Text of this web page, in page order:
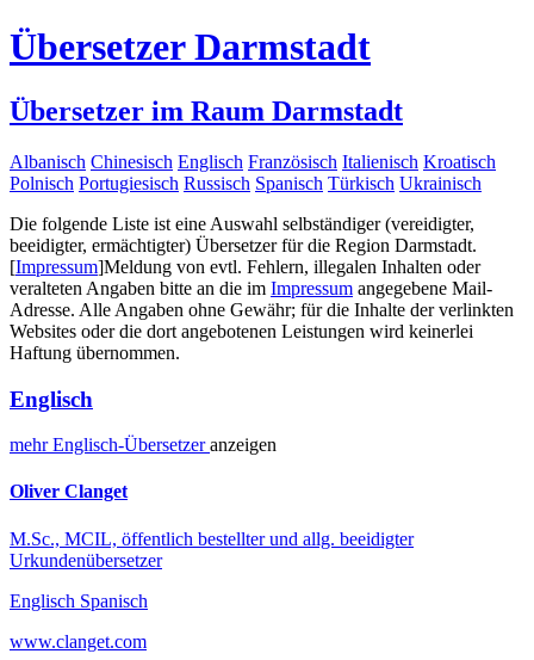
Übersetzer Darmstadt
Übersetzer im Raum Darmstadt
Albanisch Chinesisch Englisch Französisch Italienisch Kroatisch
Polnisch Portugiesisch Russisch Spanisch Türkisch Ukrainisch
Die folgende Liste ist eine Auswahl selbständiger (vereidigter,
beeidigter, ermächtigter) Übersetzer für die Region Darmstadt.
[Impressum]Meldung von evtl. Fehlern, illegalen Inhalten oder
veralteten Angaben bitte an die im Impressum angegebene Mail-
Adresse. Alle Angaben ohne Gewähr; für die Inhalte der verlinkten
Websites oder die dort angebotenen Leistungen wird keinerlei
Haftung übernommen.
Englisch
mehrEnglisch-Übersetzeranzeigen
Oliver Clanget
M.Sc., MCIL, öffentlich bestellter und allg. beeidigter
Urkundenübersetzer
Englisch Spanisch
www.clanget.com